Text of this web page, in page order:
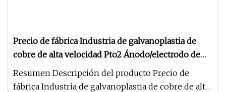
Precio de fábrica Industria de galvanoplastia de
cobre de alta velocidad Pto2 Ánodo/electrodo de
titanio recubierto de platino
Resumen Descripción del producto Precio de
fábrica Industria de galvanoplastia de cobre de alta